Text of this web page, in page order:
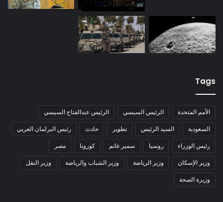
Tags
الأمم المتحدة الرئيس السيسي الرئيس عبدالفتاح السيسي
السعودية السيد الرئيس تطوير حادث رئيس البرلمان العربي
رئيس الوزراء روسيا سمير غانم كورونا مصر
وزير الإسكان وزير الرياضة وزير الشباب والرياضة وزير النقل
وزيرة الصحة